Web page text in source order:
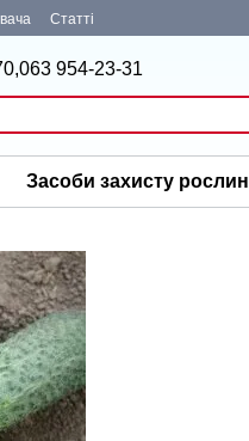
Статті
063 954-23-31
Засоби захисту рослин